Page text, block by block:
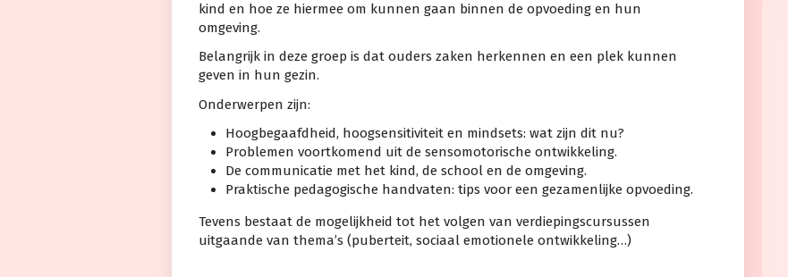
kind en hoe ze hiermee om kunnen gaan binnen de opvoeding en hun
omgeving.
Belangrijk in deze groep is dat ouders zaken herkennen en een plek kunnen
geven in hun gezin.
Onderwerpen zijn:
Hoogbegaafdheid, hoogsensitiviteit en mindsets: wat zijn dit nu?
Problemen voortkomend uit de sensomotorische ontwikkeling.
De communicatie met het kind, de school en de omgeving.
Praktische pedagogische handvaten: tips voor een gezamenlijke opvoeding.
Tevens bestaat de mogelijkheid tot het volgen van verdiepingscursussen
uitgaande van thema’s (puberteit, sociaal emotionele ontwikkeling…)